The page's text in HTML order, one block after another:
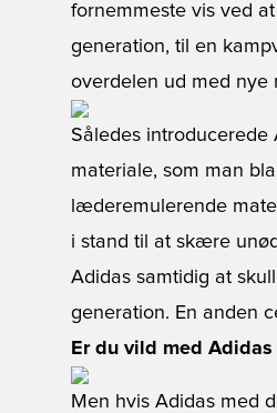
fornemmeste vis ved
generation, til en
overdelen ud med nye
Således
materiale, som man
læderemulerende
i stand til at skære
Adidas samtidig at
generation. En anden
Er du vild med
Men hvis Adidas med